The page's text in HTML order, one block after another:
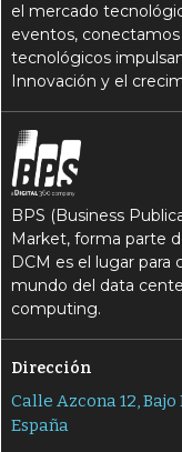
el mercado
eventos,
tecnológicos
Innovación y el
BPS (Business
Market, forma parte
DCM es el lugar para
mundo del data
computing.
Dirección
Calle Azcona 12,
España